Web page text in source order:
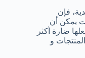
فإن
يمكن أن
ضارة أكثر
و